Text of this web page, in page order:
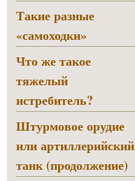
Такие разные
«самоходки»
Что же такое
тяжелый
истребитель?
Штурмовое орудие
или артиллерийский
танк (продолжение)